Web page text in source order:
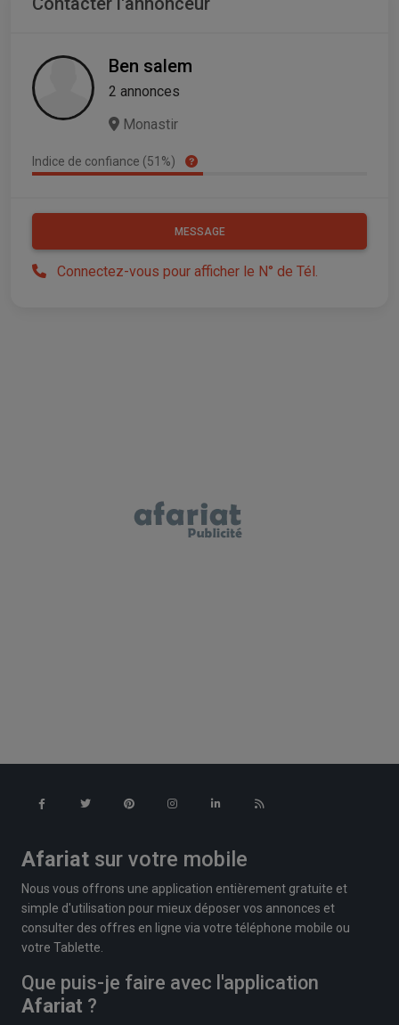
Ben salem
2 annonces
Monastir
Indice de confiance (51%)
MESSAGE
Connectez-vous pour afficher le N° de Tél.
Afariat sur votre mobile
Nous vous offrons une application entièrement gratuite et
simple d'utilisation pour mieux déposer vos annonces et
consulter des offres en ligne via votre téléphone mobile ou
votre Tablette.
Que puis-je faire avec l'application
Afariat ?